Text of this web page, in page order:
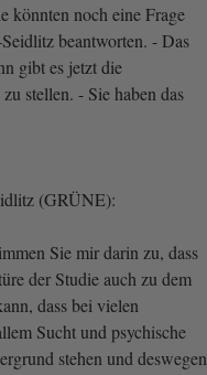
könnten noch eine Frage
beantworten. - Das
gibt es jetzt die
stellen. - Sie haben das
(GRÜNE):
Sie mir darin zu, dass
der Studie auch zu dem
dass bei vielen
Sucht und psychische
stehen und deswegen